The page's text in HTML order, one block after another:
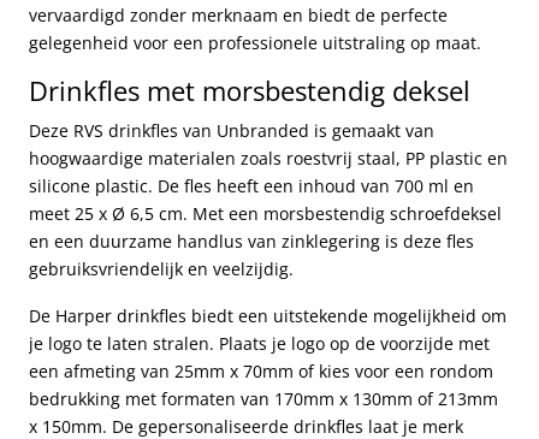
vervaardigd zonder merknaam en biedt de perfecte
gelegenheid voor een professionele uitstraling op maat.
Drinkfles met morsbestendig deksel
Deze RVS drinkfles van Unbranded is gemaakt van
hoogwaardige materialen zoals roestvrij staal, PP plastic en
silicone plastic. De fles heeft een inhoud van 700 ml en
meet 25 x Ø 6,5 cm. Met een morsbestendig schroefdeksel
en een duurzame handlus van zinklegering is deze fles
gebruiksvriendelijk en veelzijdig.
De Harper drinkfles biedt een uitstekende mogelijkheid om
je logo te laten stralen. Plaats je logo op de voorzijde met
een afmeting van 25mm x 70mm of kies voor een rondom
bedrukking met formaten van 170mm x 130mm of 213mm
x 150mm. De gepersonaliseerde drinkfles laat je merk